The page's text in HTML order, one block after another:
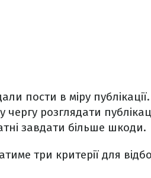
пости в міру
розглядати
завдати більше шкоди.
три критерії для